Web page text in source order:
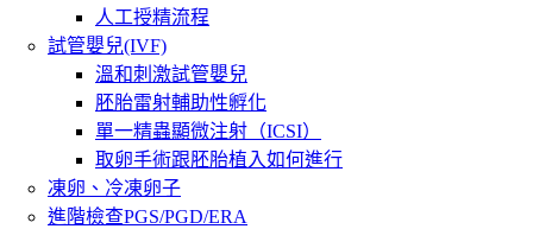
人工授精流程
試管嬰兒(IVF)
溫和刺激試管嬰兒
胚胎雷射輔助性孵化
單一精蟲顯微注射（ICSI）
取卵手術跟胚胎植入如何進行
凍卵、冷凍卵子
進階檢查PGS/PGD/ERA